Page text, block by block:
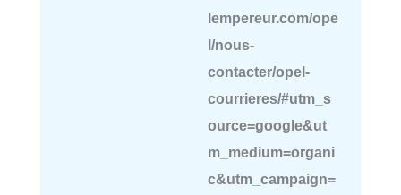
lempereur.com/ope
l/nous-
contacter/opel-
courrieres/#utm_s
ource=google&ut
m_medium=organi
c&utm_campaign=